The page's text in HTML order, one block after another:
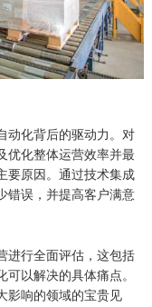
动化背后的驱动力。对
优化整体运营效率并最
要原因。通过技术集成
错误，并提高客户满意
进行全面评估， 这包括
以解决的具体痛点。
影响的领域的宝贵见